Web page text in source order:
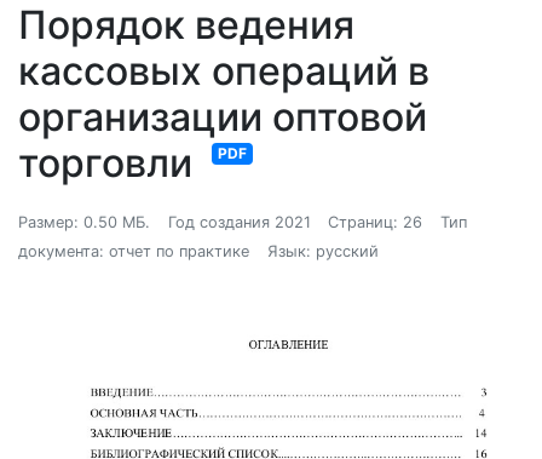
Порядок ведения
кассовых операций в
организации оптовой
торговли
PDF
Размер: 0.50 МБ. Год создания 2021 Страниц: 26
Тип
документа: отчет по практике
Язык: русский